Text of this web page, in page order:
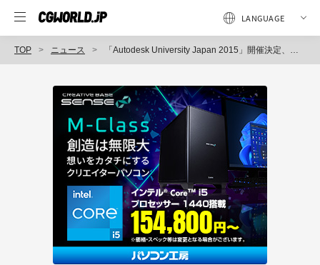
TOP ニュース 「Autodesk University Japan 2015」開催決定、早期申込みプログラム実施中（オートデスク）